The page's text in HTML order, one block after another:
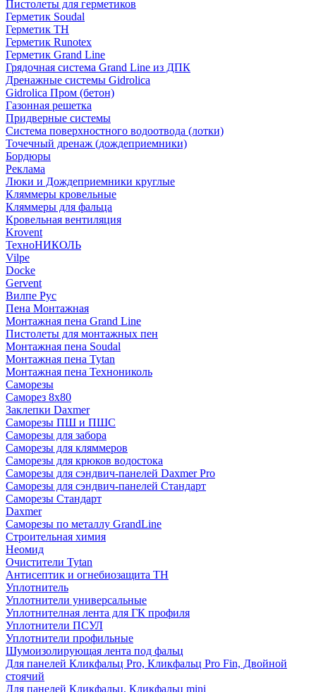
Пистолеты для герметиков
Герметик Soudal
Герметик ТН
Герметик Runotex
Герметик Grand Line
Грядочная система Grand Line из ДПК
Дренажные системы Gidrolica
Gidrolica Пром (бетон)
Газонная решетка
Придверные системы
Система поверхностного водоотвода (лотки)
Точечный дренаж (дождеприемники)
Бордюры
Рекламa
Люки и Дождеприемники круглые
Кляммеры кровельные
Кляммеры для фальца
Кровельная вентиляция
Krovent
ТехноНИКОЛЬ
Vilpe
Docke
Gervent
Вилпе Рус
Пена Монтажнaя
Монтажная пена Grand Linе
Пистолеты для монтажных пен
Монтажная пена Soudal
Монтажная пена Tytan
Монтажная пена Технониколь
Саморезы
Саморез 8х80
Заклепки Daxmer
Саморезы ПШ и ПШС
Саморезы для забора
Саморезы для кляммеров
Саморезы для крюков водостока
Саморезы для сэндвич-панелей Daxmer Pro
Саморезы для сэндвич-панелей Стандарт
Саморезы Стандарт
Daxmer
Саморезы по металлу GrandLine
Строительная химия
Неомид
Очистители Tytan
Антисептик и огнебиозащита ТН
Уплотнитель
Уплотнители универсальные
Уплотнителная лента для ГК профиля
Уплотнители ПСУЛ
Уплотнители профильные
Шумоизолирующая лента под фальц
Для панелей Кликфальц Pro, Кликфальц Pro Fin, Двойной
стоячий
Для панелей Кликфальц, Кликфальц mini